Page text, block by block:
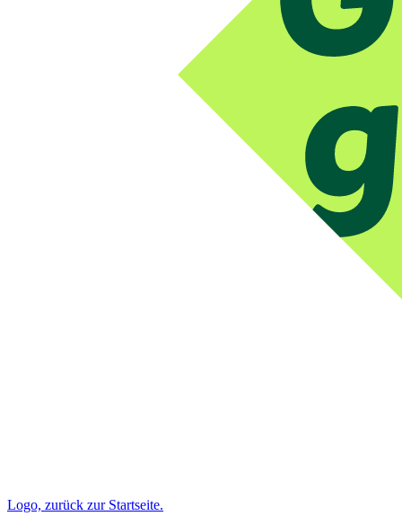
Logo, zurück zur Startseite.